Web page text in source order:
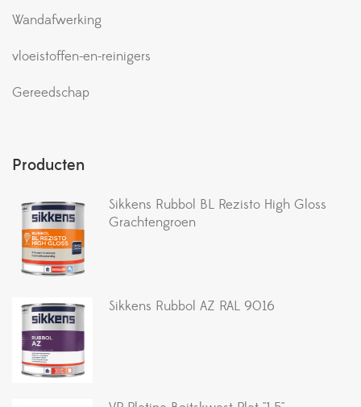
Wandafwerking
vloeistoffen-en-reinigers
Gereedschap
Producten
Sikkens Rubbol BL Rezisto High Gloss
Grachtengroen
Sikkens Rubbol AZ RAL 9016